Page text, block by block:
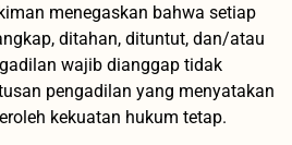
menegaskan bahwa setiap
ditahan, dituntut, dan/atau
wajib dianggap tidak
pengadilan yang menyatakan
kekuatan hukum tetap.